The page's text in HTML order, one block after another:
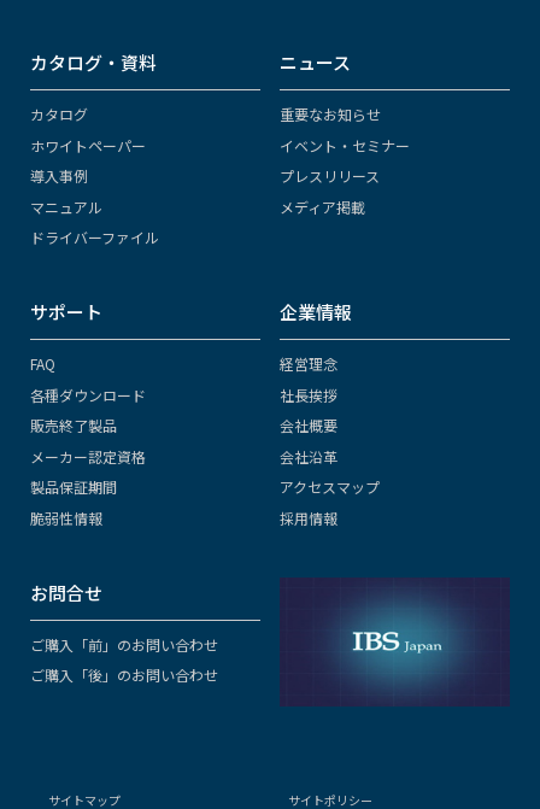
カタログ・資料
カタログ
ホワイトペーパー
導入事例
マニュアル
ドライバーファイル
ニュース
重要なお知らせ
イベント・セミナー
プレスリリース
メディア掲載
サポート
FAQ
各種ダウンロード
販売終了製品
メーカー認定資格
製品保証期間
脆弱性情報
企業情報
経営理念
社長挨拶
会社概要
会社沿革
アクセスマップ
採用情報
お問合せ
ご購入「前」のお問い合わせ
ご購入「後」のお問い合わせ
サイトマップ サイトポリシー